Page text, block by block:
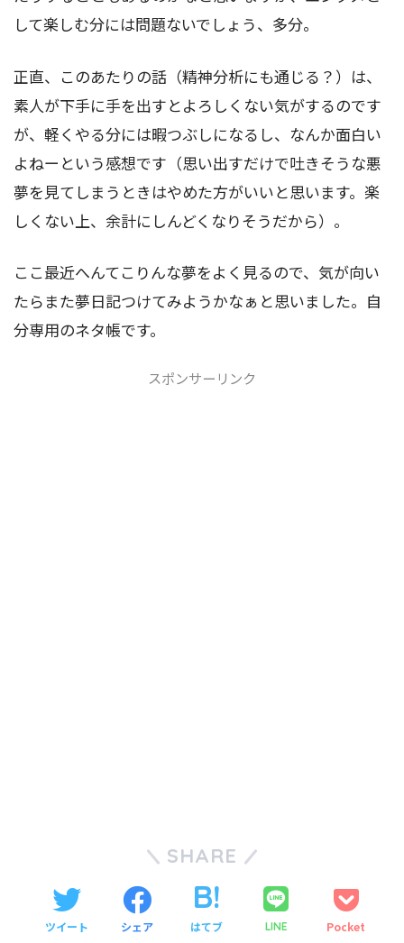
して楽しむ分には問題ないでしょう、多分。
正直、このあたりの話（精神分析にも通じる？）は、
素人が下手に手を出すとよろしくない気がするのです
が、軽くやる分には暇つぶしになるし、なんか面白い
よねーという感想です（思い出すだけで吐きそうな悪
夢を見てしまうときはやめた方がいいと思います。楽
しくない上、余計にしんどくなりそうだから）。
ここ最近へんてこりんな夢をよく見るので、気が向い
たらまた夢日記つけてみようかなぁと思いました。自
分専用のネタ帳です。
スポンサーリンク
SHARE
ツイート シェア はてブ LINE Pocket